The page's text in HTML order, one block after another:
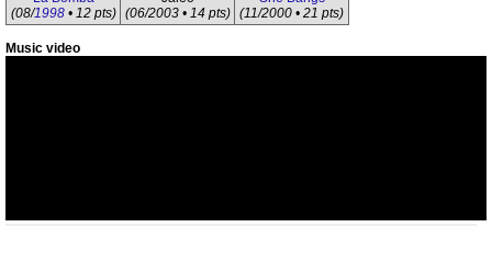
(08/1998• 12 pts)
(06/2003 • 14 pts)
(11/2000 • 21 pts)
Music video